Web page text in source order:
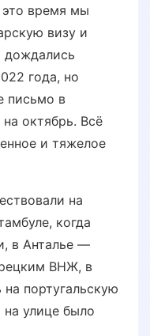
время мы
визу и
дождались
года, но
письмо в
октябрь. Всё
и тяжелое
на
когда
в Анталье —
ВНЖ, в
португальскую
улице было